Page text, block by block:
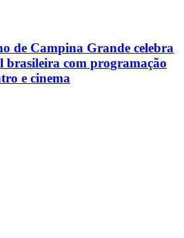
de Campina Grande celebra
brasileira com programação
e cinema